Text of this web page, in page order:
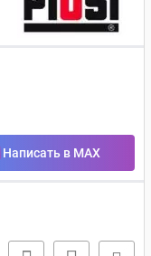
Написать в MAX